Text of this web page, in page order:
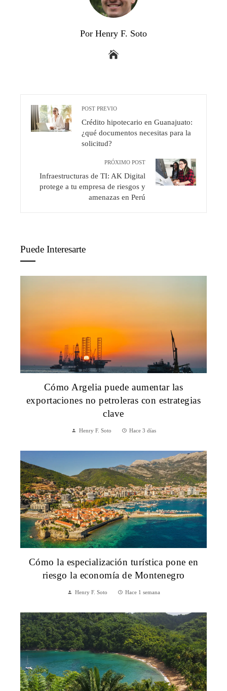
Por Henry F. Soto
POST PREVIO
Crédito hipotecario en Guanajuato:
¿qué documentos necesitas para la
solicitud?
PRÓXIMO POST
Infraestructuras de TI: AK Digital
protege a tu empresa de riesgos y
amenazas en Perú
Puede Interesarte
Cómo Argelia puede aumentar las
exportaciones no petroleras con estrategias
clave
Henry F. Soto Hace 3 días
Cómo la especialización turística pone en
riesgo la economía de Montenegro
Henry F. Soto Hace 1 semana